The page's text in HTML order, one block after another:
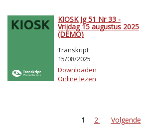
KIOSK Jg 51 Nr 33 -
Vrijdag 15 augustus 2025
(DEMO)
Transkript
15/08/2025
Downloaden
Online lezen
1 2 Volgende